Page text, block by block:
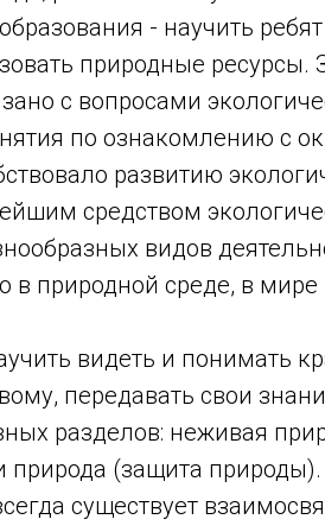
- научить
природные
с вопросами
по ознакомлению с
развитию
средством
видов
в природной среде, в
видеть и понимать
передавать свои
разделов: неживая
природа (защита
существует